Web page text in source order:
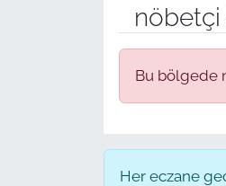
nöbetçi
Bu bölgede
Her eczane